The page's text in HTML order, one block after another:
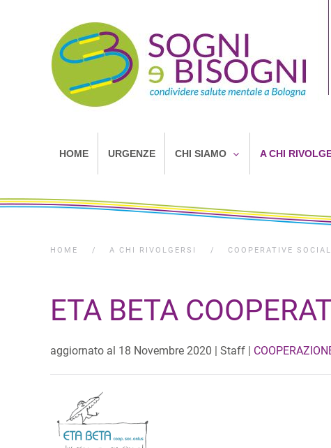
HOME URGENZE CHI SIAMO A CHI
HOME A CHI RIVOLGERSI COOPERATIVE
ETA BETA
aggiornato al 18 Novembre 2020 | Staff |